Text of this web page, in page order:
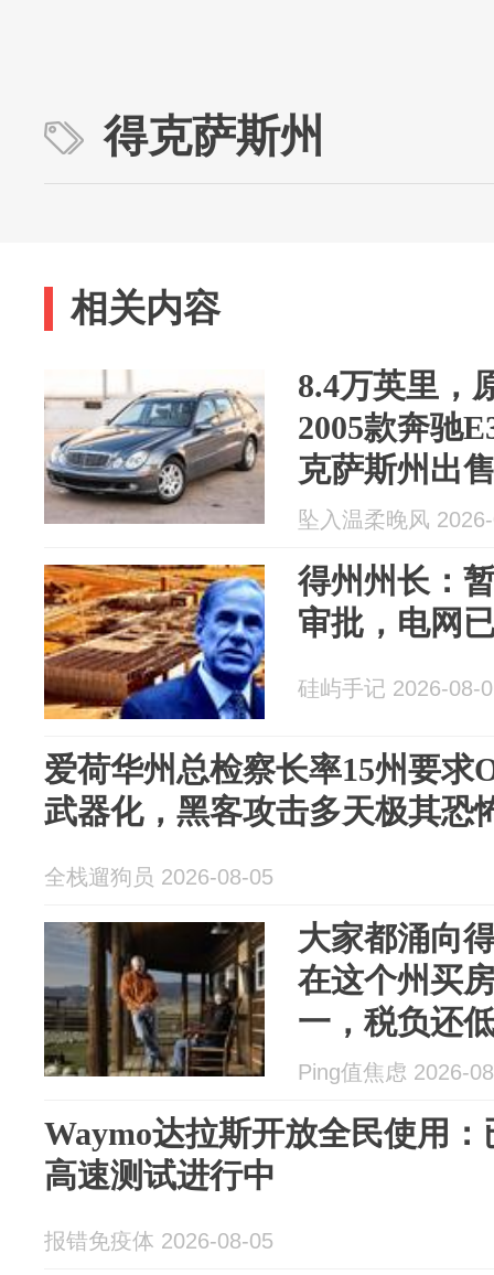
得克萨斯州
相关内容
8.4万英里，
2005款奔驰
克萨斯州出
坠入温柔晚风
得州州长：
审批，电网
硅屿手记 2026-08-
爱荷华州总检察长率15州要
武器化，黑客攻击多天极其恐
全栈遛狗员 2026-08-05
大家都涌向
在这个州买
一，税负还
Ping值焦虑 2026-
Waymo达拉斯开放全民使用
高速测试进行中
报错免疫体 2026-08-05